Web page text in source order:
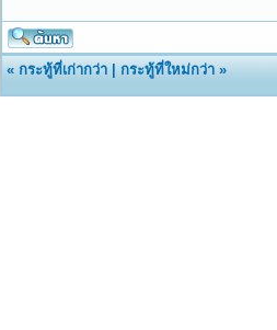
«กระทู้ที่เก่ากว่า |กระทู้ที่ใหม่กว่า »